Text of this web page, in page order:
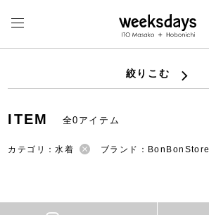
絞りこむ
ITEM 全0アイテム
カテゴリ：水着 ブランド：BonBonStore